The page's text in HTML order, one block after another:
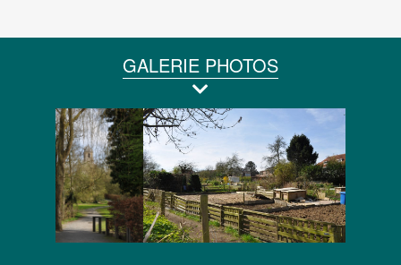
GALERIE PHOTOS